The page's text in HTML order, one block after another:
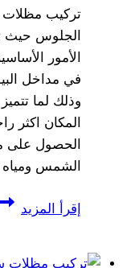
تركيب مظلات
الجلوس حيث
الأمور
في مداخل
وذلك لما
المكان اكثر
الحصول على
الشمس ومياه
إقرأ المزيد